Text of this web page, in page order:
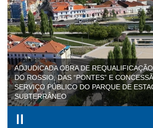
ADJUDICADA OBRA DE
DO ROSSIO, DAS “PONTES” E
SERVIÇO PÚBLICO DO PARQUE DE
SUBTERRÂNEO